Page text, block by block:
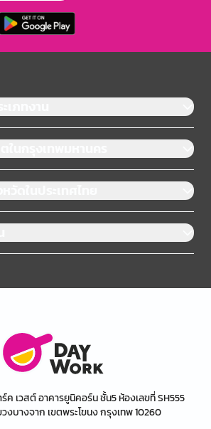
ภทงาน
นกรุงเทพมหานคร
ดในประเทศไทย
ร์ค เวสต์ อาคารยูนิคอร์น ชั้น5 ห้องเลขที่ SH555
งบางจาก เขตพระโขนง กรุงเทพ 10260